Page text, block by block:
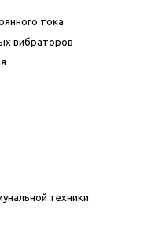
тока
вибраторов
техники